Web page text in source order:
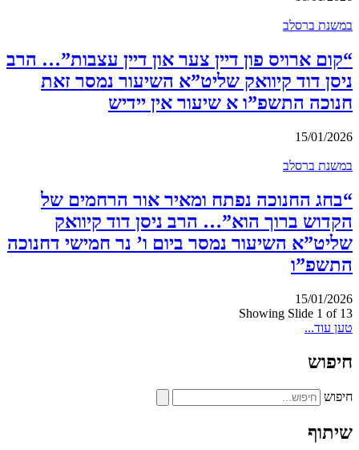
במשנת ברסלב
“קום ארויס פון דיין צער און דיין עצבות”… הרב
ניסן דוד קיוואק שליט”א השיעור נמסר זאת
חנוכה התשפ”ו א שיעור אין יידיש
15/01/2026
במשנת ברסלב
“בחג החנוכה נפתח ומאיר אור הרחמים של
הקדוש ברוך הוא”… הרב ניסן דוד קיוואק
שליט”א השיעור נמסר ביום ו’ נר חמישי דחנוכה
התשפ”ו
15/01/2026
Showing Slide 1 of 13
טען עוד...
חיפוש
חיפוש
שיתוף